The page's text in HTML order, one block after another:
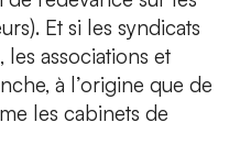
Et si les syndicats
associations et
à l’origine que de
les cabinets de